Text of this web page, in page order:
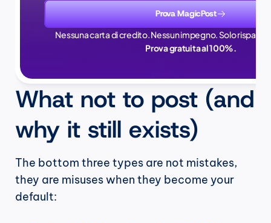
Prova MagicPost
Nessuna carta di credito. Nessun impegno. Solo
Prova gratuita al 100%.
What not to post (and
why it still exists)
The bottom three types are not mistakes,
they are misuses when they become your
default: